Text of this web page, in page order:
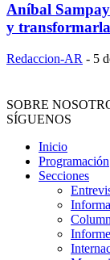
Aníbal
y transformarla
Redaccion-AR - 5
SOBRE
SÍGUENOS
Inicio
Programación
Secciones